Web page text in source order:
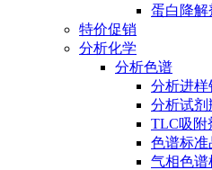
蛋白降解
特价促销
分析化学
分析色谱
分析进样
分析试剂
TLC吸附
色谱标准
气相色谱